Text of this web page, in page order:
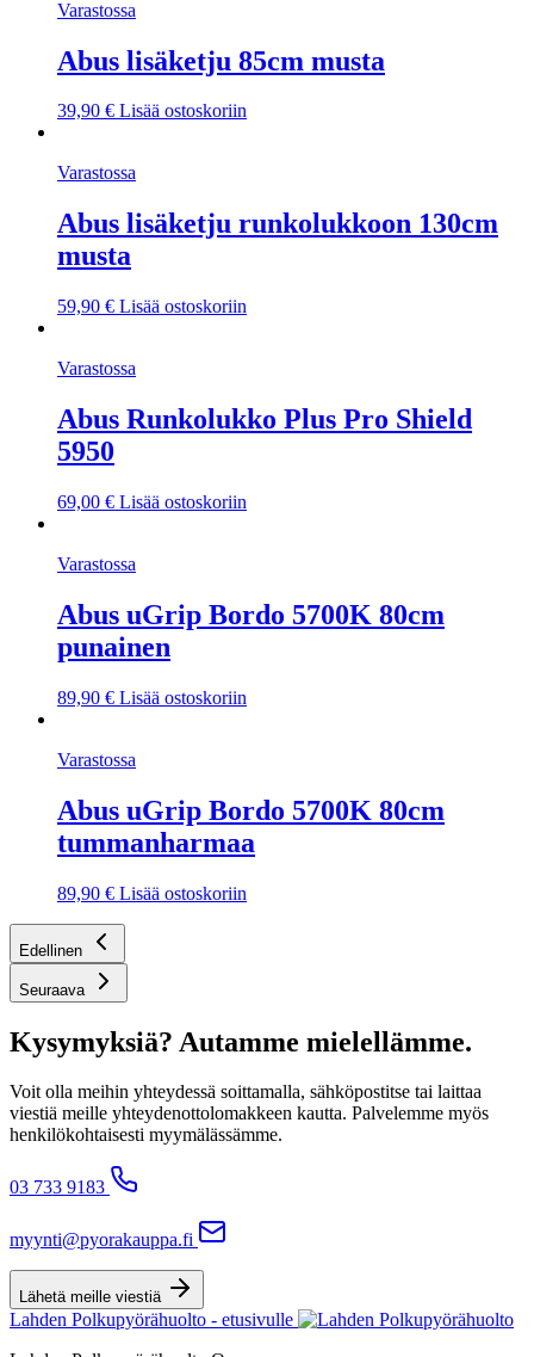
Varastossa
Abus lisäketju 85cm musta
39,90 € Lisää ostoskoriin
Varastossa
Abus lisäketju runkolukkoon 130cm
musta
59,90 € Lisää ostoskoriin
Varastossa
Abus Runkolukko Plus Pro Shield
5950
69,00 € Lisää ostoskoriin
Varastossa
Abus uGrip Bordo 5700K 80cm
punainen
89,90 € Lisää ostoskoriin
Varastossa
Abus uGrip Bordo 5700K 80cm
tummanharmaa
89,90 € Lisää ostoskoriin
Edellinen
Seuraava
Kysymyksiä? Autamme mielellämme.
Voit olla meihin yhteydessä soittamalla, sähköpostitse tai laittaa
viestiä meille yhteydenottolomakkeen kautta. Palvelemme myös
henkilökohtaisesti myymälässämme.
03 733 9183
myynti@pyorakauppa.fi
Lähetä meille viestiä
Lahden Polkupyörähuolto - etusivulle